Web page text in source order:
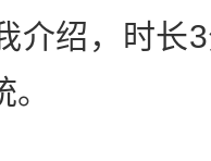
介绍，时长